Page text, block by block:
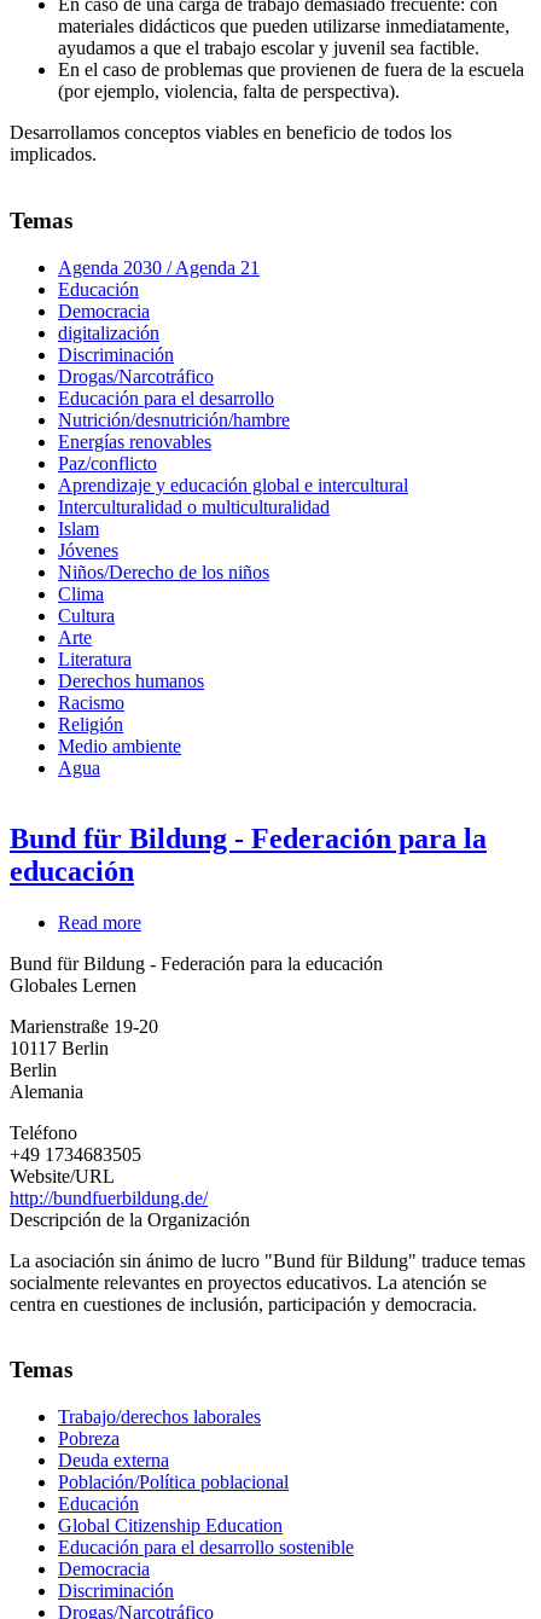
En caso de una carga de trabajo demasiado frecuente: con
materiales didácticos que pueden utilizarse inmediatamente,
ayudamos a que el trabajo escolar y juvenil sea factible.
En el caso de problemas que provienen de fuera de la escuela
(por ejemplo, violencia, falta de perspectiva).
Desarrollamos conceptos viables en beneficio de todos los
implicados.
Temas
Agenda 2030 / Agenda 21
Educación
Democracia
digitalización
Discriminación
Drogas/Narcotráfico
Educación para el desarrollo
Nutrición/desnutrición/hambre
Energías renovables
Paz/conflicto
Aprendizaje y educación global e intercultural
Interculturalidad o multiculturalidad
Islam
Jóvenes
Niños/Derecho de los niños
Clima
Cultura
Arte
Literatura
Derechos humanos
Racismo
Religión
Medio ambiente
Agua
Bund für Bildung - Federación para la
educación
Read more
für
Federación
Bund für Bildung - Federación para la educación
Globales Lernen
Marienstraße 19-20
10117 Berlin
Berlin
Alemania
Teléfono
+49 1734683505
Website/URL
http://bundfuerbildung.de/
Descripción de la Organización
La asociación sin ánimo de lucro "Bund für Bildung" traduce temas
socialmente relevantes en proyectos educativos. La atención se
centra en cuestiones de inclusión, participación y democracia.
Temas
Trabajo/derechos laborales
Pobreza
Deuda externa
Población/Política poblacional
Educación
Global Citizenship Education
Educación para el desarrollo sostenible
Democracia
Discriminación
Drogas/Narcotráfico